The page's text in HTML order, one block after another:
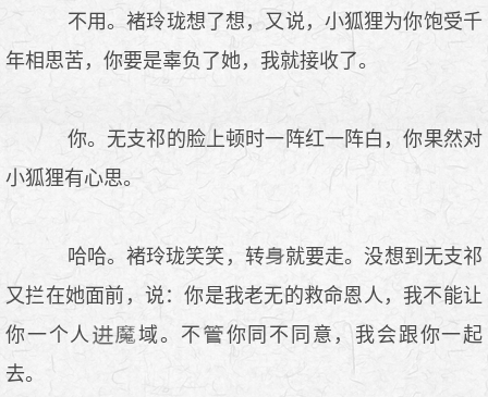
不用。褚玲珑想了想，又说，小狐狸为你饱受千
年相思苦，你要是辜负了她，我就接收了。
你。无支祁的脸上顿时一阵红一阵白，你果然对
小狐狸有心思。
哈哈。褚玲珑笑笑，转
就要走。没想到无支祁
又拦在她面前，说：你是我老无的救命恩人，我不能让
你一个人
域。不
你同不同意，我会跟你一起
去。